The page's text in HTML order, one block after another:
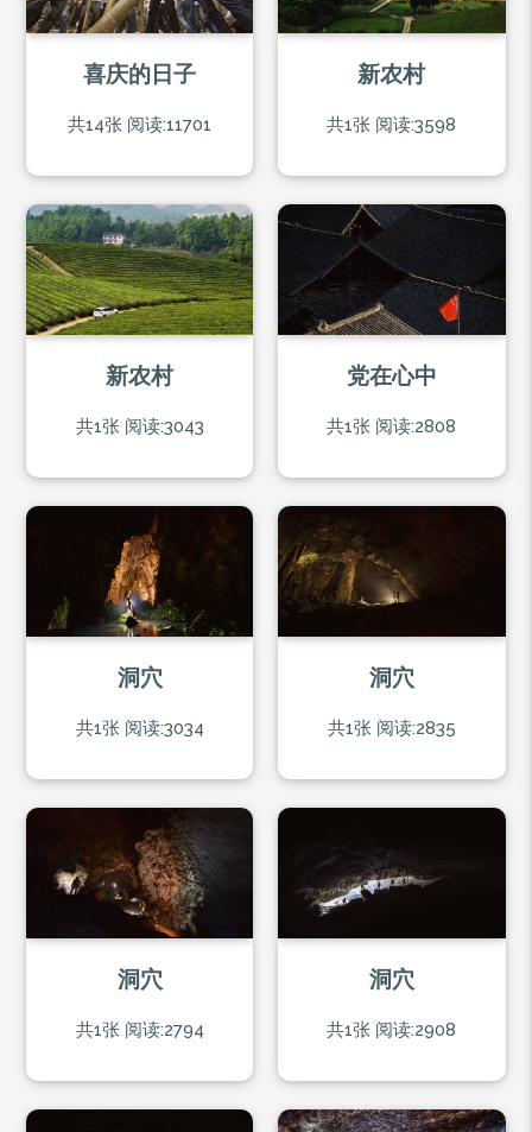
喜庆的日子
共14张 阅读:11701
新农村
共1张 阅读:3598
新农村
共1张 阅读:3043
党在心中
共1张 阅读:2808
洞穴
共1张 阅读:3034
洞穴
共1张 阅读:2835
洞穴
共1张 阅读:2794
洞穴
共1张 阅读:2908